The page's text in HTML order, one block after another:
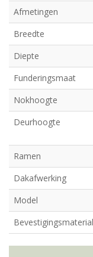
Afmetingen
Breedte
Diepte
Funderingsmaat
Nokhoogte
Deurhoogte
Ramen
Dakafwerking
Model